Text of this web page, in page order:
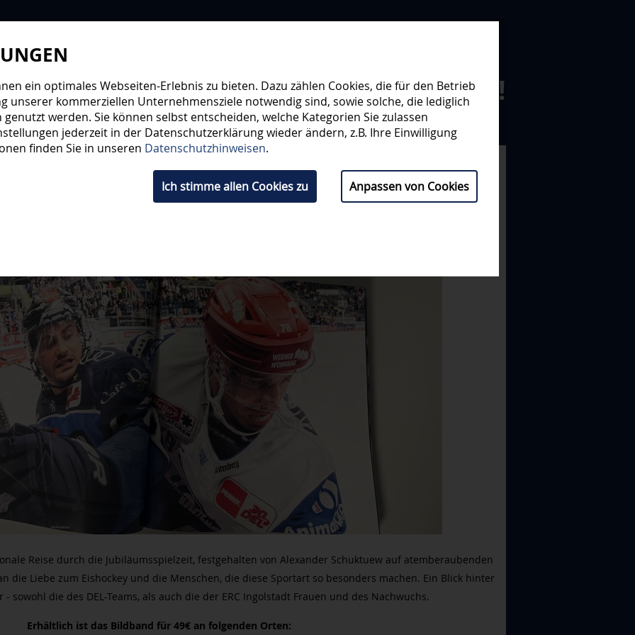
WIRSTEHEN ZUSAMMEN!
TICKETS SHOP FANS ORGANISATION PARTNER
Reise durch die Jubiläumsspielzeit, festgehalten von Alexander Schuktuew auf atemberaubenden
n die Liebe zum Eishockey und die Menschen, die diese Sportart so besonders machen. Ein Blick hinter
sowohl die des DEL-Teams, als auch die der ERC Ingolstadt Frauen und des Nachwuchs.
Erhältlich ist das Bildband für 49€ an folgenden Orten:
ein optimales Webseiten-Erlebnis zu bieten. Dazu zählen Cookies, die für den Betrieb
unserer kommerziellen Unternehmensziele notwendig sind, sowie solche, die lediglich
werden. Sie können selbst entscheiden, welche Kategorien Sie zulassen
jederzeit in der Datenschutzerklärung wieder ändern, z.B. Ihre Einwilligung
finden Sie in unseren Datenschutzhinweisen.
Ich stimme allen Cookies zu Anpassen von Cookies